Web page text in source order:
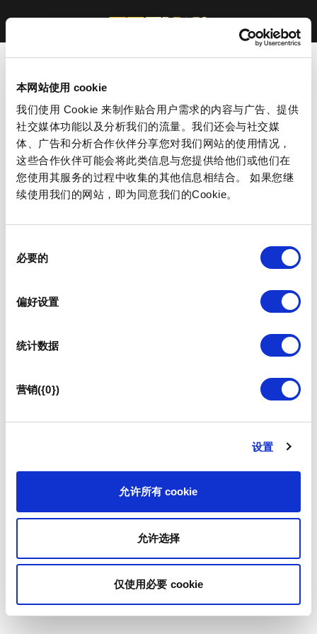
本网站使用 cookie
我们使用 Cookie 来制作贴合用户需求的内容与广告、提供
社交媒体功能以及分析我们的流量。我们还会与社交媒
体、广告和分析合作伙伴分享您对我们网站的使用情况，
这些合作伙伴可能会将此类信息与您提供给他们或他们在
您使用其服务的过程中收集的其他信息相结合。 如果您继
续使用我们的网站，即为同意我们的Cookie。
必要的
偏好设置
统计数据
营销({0})
设置
允许所有 cookie
允许选择
仅使用必要 cookie